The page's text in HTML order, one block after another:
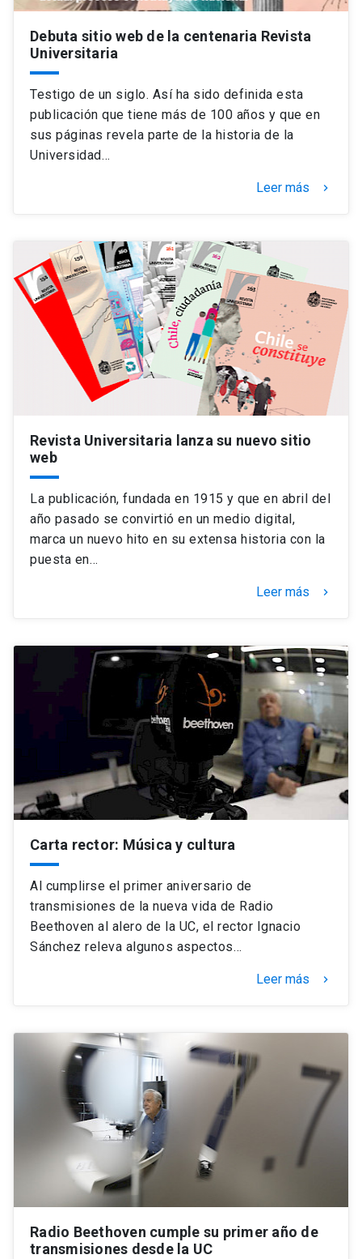
Debuta sitio web de la centenaria Revista
Universitaria
Testigo de un siglo. Así ha sido definida esta
publicación que tiene más de 100 años y que en
sus páginas revela parte de la historia de la
Universidad…
Leer más keyboard_arrow_right
Revista Universitaria lanza su nuevo sitio
web
La publicación, fundada en 1915 y que en abril del
año pasado se convirtió en un medio digital,
marca un nuevo hito en su extensa historia con la
puesta en…
Leer más keyboard_arrow_right
Carta rector: Música y cultura
Al cumplirse el primer aniversario de
transmisiones de la nueva vida de Radio
Beethoven al alero de la UC, el rector Ignacio
Sánchez releva algunos aspectos…
Leer más keyboard_arrow_right
Radio Beethoven cumple su primer año de
transmisiones desde la UC